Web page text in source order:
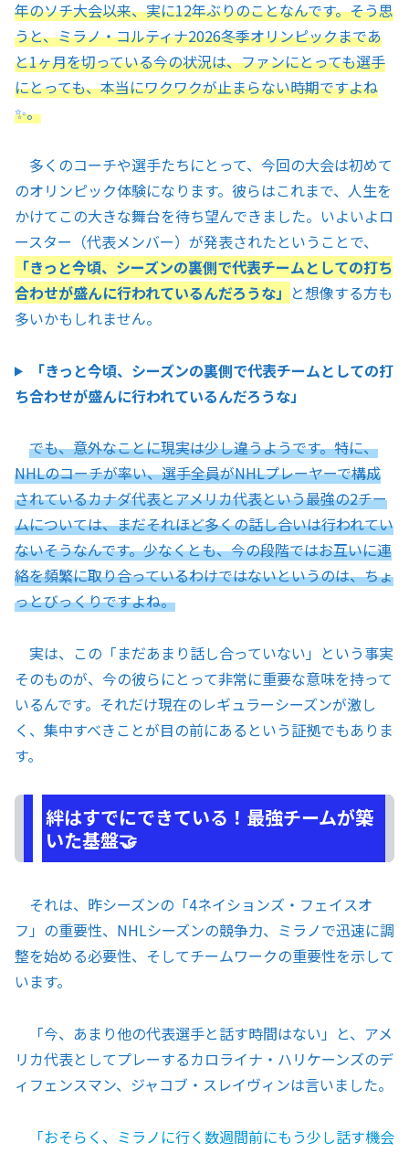
年のソチ大会以来、実に12年ぶりのことなんです。そう思
うと、ミラノ・コルティナ2026冬季オリンピックまであ
と1ヶ月を切っている今の状況は、ファンにとっても選手
にとっても、本当にワクワクが止まらない時期ですよね
✨。
多くのコーチや選手たちにとって、今回の大会は初めて
のオリンピック体験になります。彼らはこれまで、人生を
かけてこの大きな舞台を待ち望んできました。いよいよロ
ースター（代表メンバー）が発表されたということで、
「きっと今頃、シーズンの裏側で代表チームとしての打ち
合わせが盛んに行われているんだろうな」 と想像する方も
多いかもしれません。
「きっと今頃、シーズンの裏側で代表チームとしての打
ち合わせが盛んに行われているんだろうな」
でも、意外なことに現実は少し違うようです。特に、
NHLのコーチが率い、選手全員がNHLプレーヤーで構成
されているカナダ代表とアメリカ代表という最強の2チー
ムについては、まだそれほど多くの話し合いは行われてい
ないそうなんです。少なくとも、今の段階ではお互いに連
絡を頻繁に取り合っているわけではないというのは、ちょ
っとびっくりですよね。
実は、この「まだあまり話し合っていない」という事実
そのものが、今の彼らにとって非常に重要な意味を持って
いるんです。それだけ現在のレギュラーシーズンが激し
く、集中すべきことが目の前にあるという証拠でもありま
す。
絆はすでにできている！最強チームが築
いた基盤🤝
それは、昨シーズンの「4ネイションズ・フェイスオ
フ」の重要性、NHLシーズンの競争力、ミラノで迅速に調
整を始める必要性、そしてチームワークの重要性を示して
います。
「今、あまり他の代表選手と話す時間はない」と、アメ
リカ代表としてプレーするカロライナ・ハリケーンズのデ
ィフェンスマン、ジャコブ・スレイヴィンは言いました。
「おそらく、ミラノに行く数週間前にもう少し話す機会